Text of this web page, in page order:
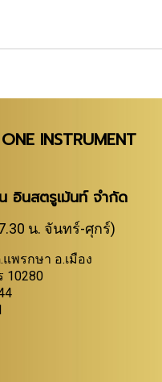
INSTRUMENT
อินสตรูเม้นท์ จำกัด
น. จันทร์-ศุกร์)
พรกษา อ.เมือง
10280